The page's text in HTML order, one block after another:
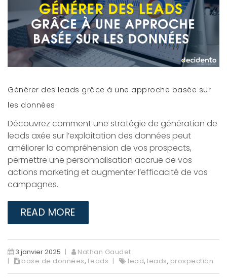
Générer des leads grâce à une approche basée sur
les données
Découvrez comment une stratégie de génération de
leads axée sur l’exploitation des données peut
améliorer la compréhension de vos prospects,
permettre une personnalisation accrue de vos
actions marketing et augmenter l’efficacité de vos
campagnes.
READ MORE
3 janvier 2025
Nathan Gaudet
base de données, Leads lead, leads, prospection